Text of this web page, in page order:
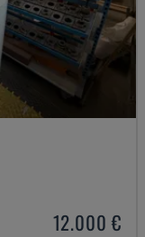
12.000 €